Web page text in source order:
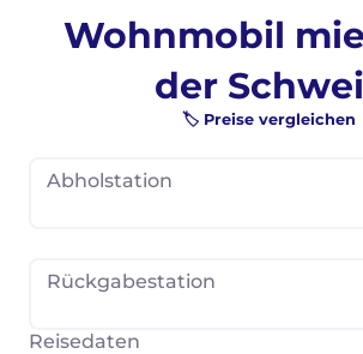
Wohnmobil
der
🏷️ Preise vergleichen
Abholstation
Rückgabestation
Reisedaten